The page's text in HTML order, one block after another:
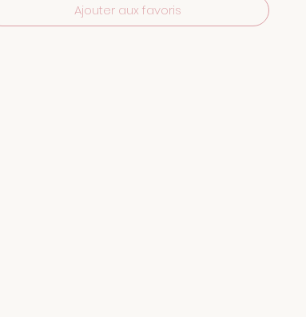
Ajouter aux favoris